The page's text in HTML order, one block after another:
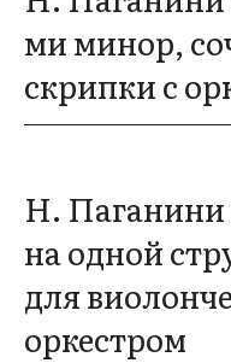
ми минор,
скрипки с
Н.
на одной
для
оркестром